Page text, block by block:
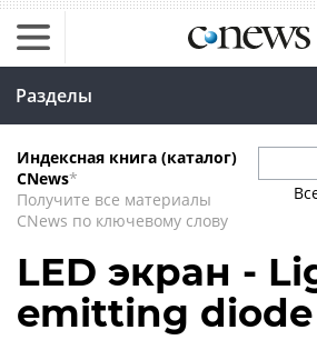
Разделы
Индексная книга (каталог)
CNews*
Получите все материалы
CNews по ключевому слову
LED экран -
emitting